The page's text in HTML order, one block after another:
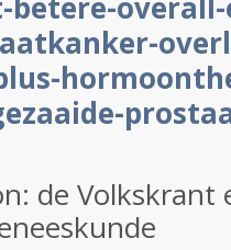
de Volkskrant